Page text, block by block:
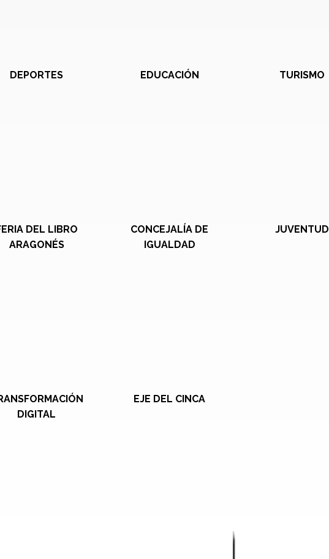
DEPORTES EDUCACIÓN TURISMO
DEL LIBRO
ARAGONÉS
CONCEJALÍA DE
IGUALDAD
JUVENTUD
DIGITAL
EJE DEL CINCA